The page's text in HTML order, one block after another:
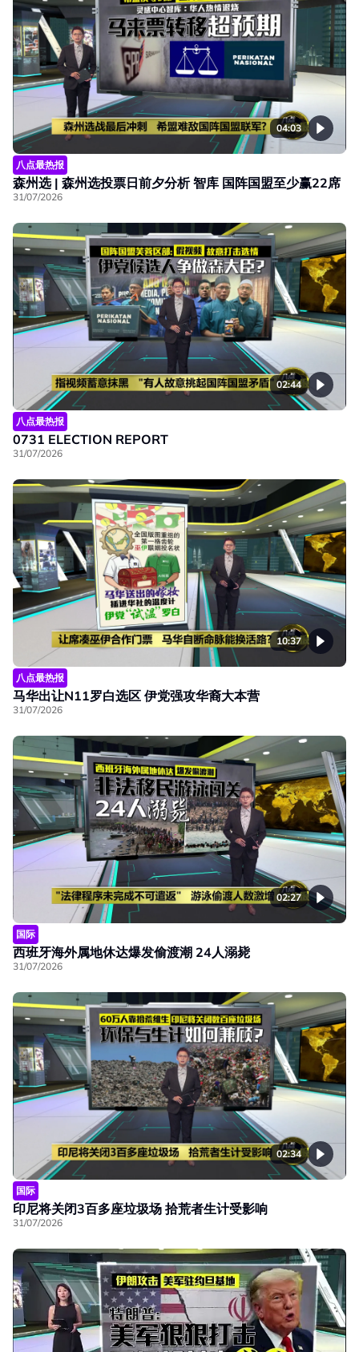
04:03
八点最热报
森州选 | 森州选投票日前夕分析 智库 国阵国盟至少赢22席
31/07/2026
02:44
八点最热报
0731 ELECTION REPORT
31/07/2026
10:37
八点最热报
马华出让N11罗白选区 伊党强攻华裔大本营
31/07/2026
02:27
国际
西班牙海外属地休达爆发偷渡潮 24人溺毙
31/07/2026
02:34
国际
印尼将关闭3百多座垃圾场 拾荒者生计受影响
31/07/2026